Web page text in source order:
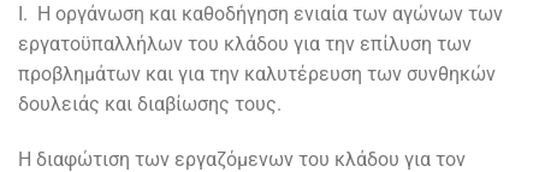
Ι. Η οργάνωση και καθοδήγηση ενιαία των αγώνων των
εργατοϋπαλλήλων του κλάδου για την επίλυση των
προβλημάτων και για την καλυτέρευση των συνθηκών
δουλειάς και διαβίωσης τους.
Η διαφώτιση των εργαζόμενων του κλάδου για τον